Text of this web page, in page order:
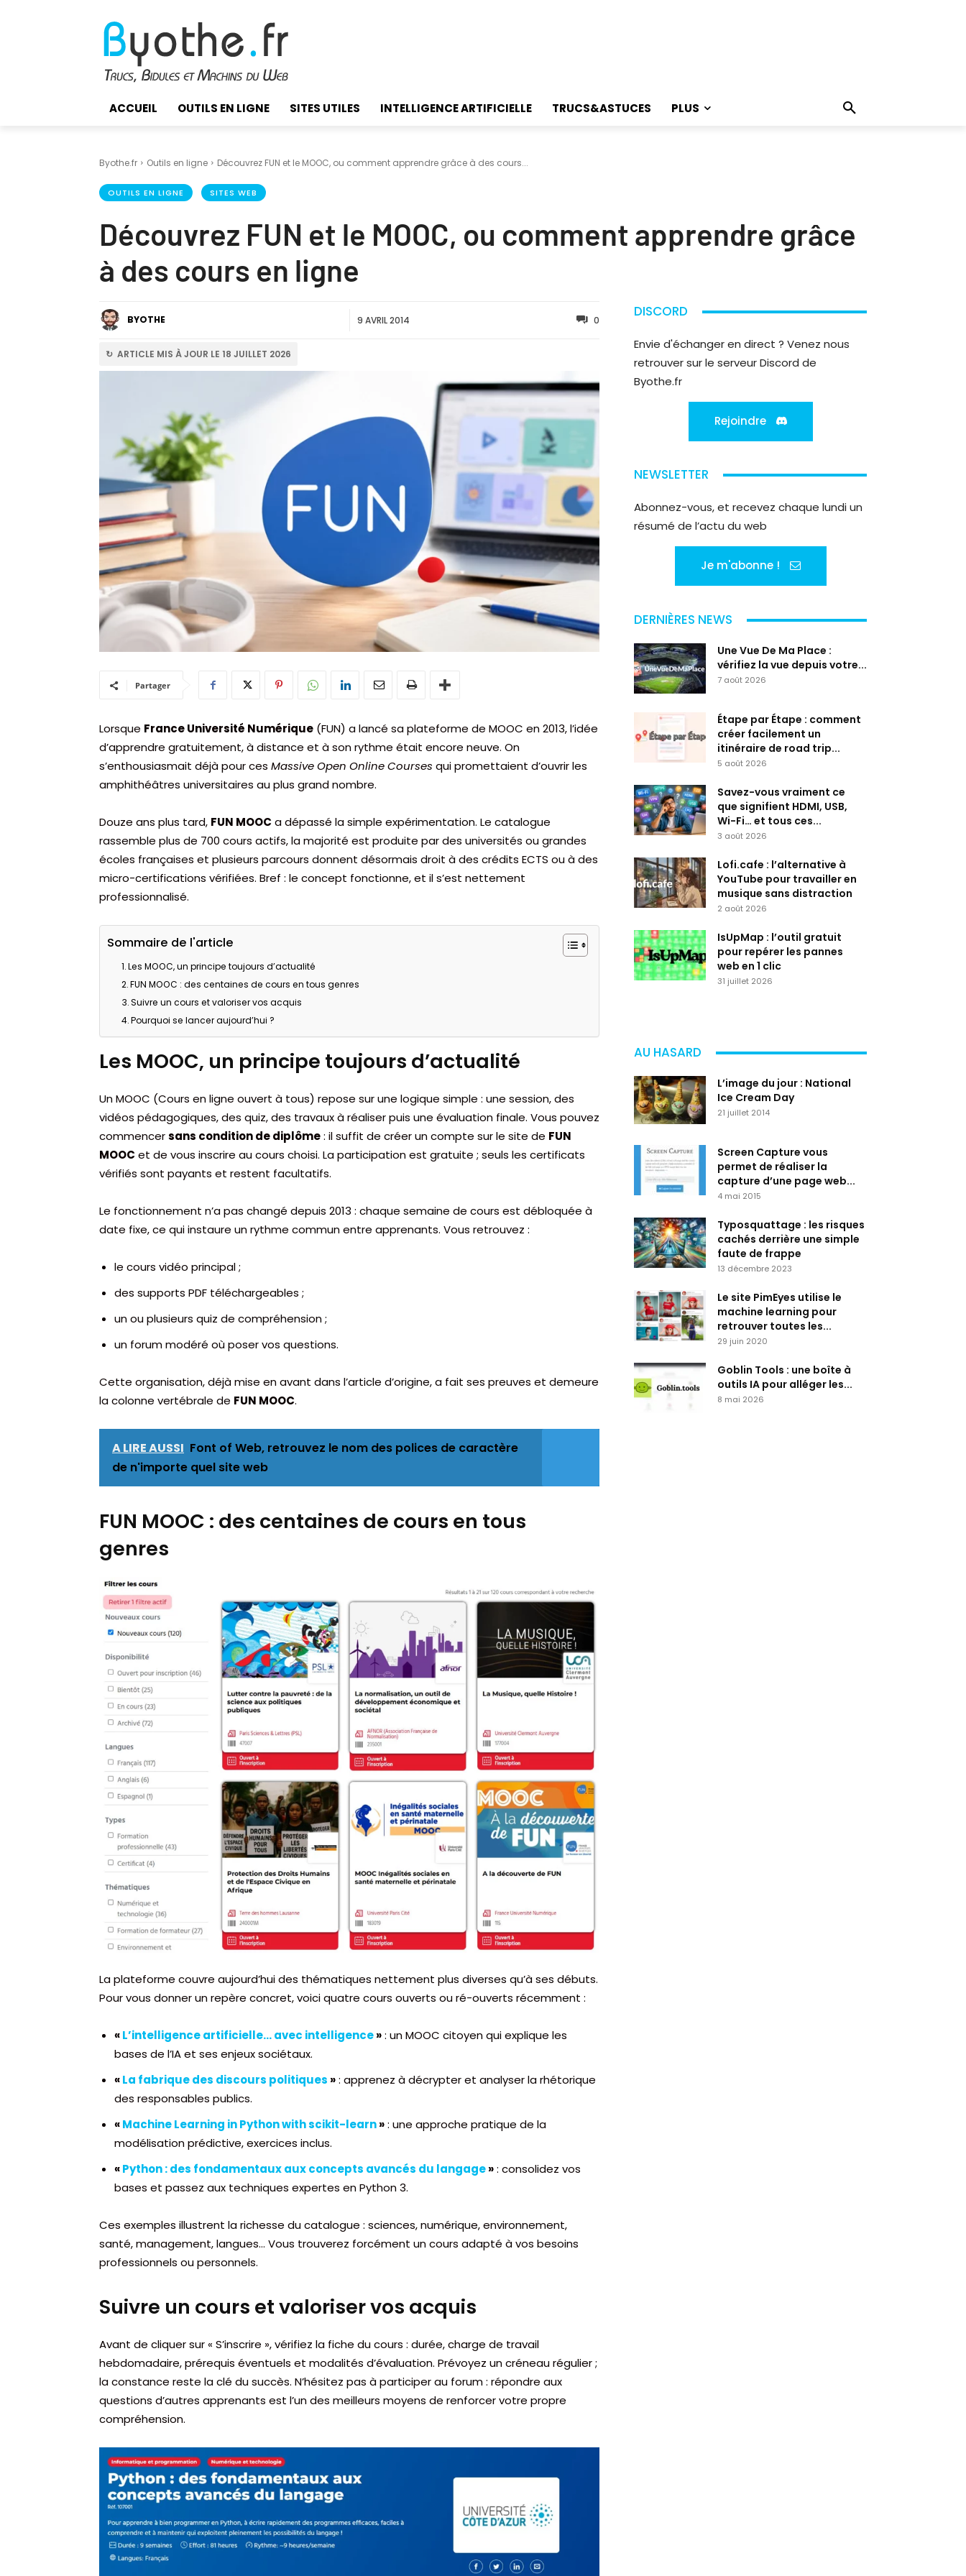
ACCUEIL OUTILS EN LIGNE SITES UTILES INTELLIGENCE ARTIFICIELLE TRUCS&ASTUCES PLUS
Byothe.fr Outils en ligne Découvrez FUN et le MOOC, ou comment apprendre grâce à des cours...
OUTILS EN LIGNE SITES WEB
Découvrez FUN et le MOOC, ou comment apprendre grâce
à des cours en ligne
BYOTHE 9 AVRIL 2014 0
↻ ARTICLE MIS À JOUR LE 18 JUILLET 2026
Partager
Lorsque France Université Numérique (FUN) a lancé sa plateforme de MOOC en 2013, l’idée
d’apprendre gratuitement, à distance et à son rythme était encore neuve. On
s’enthousiasmait déjà pour ces Massive Open Online Courses qui promettaient d’ouvrir les
amphithéâtres universitaires au plus grand nombre.
Douze ans plus tard, FUN MOOC a dépassé la simple expérimentation. Le catalogue
rassemble plus de 700 cours actifs, la majorité est produite par des universités ou grandes
écoles françaises et plusieurs parcours donnent désormais droit à des crédits ECTS ou à des
micro-certifications vérifiées. Bref : le concept fonctionne, et il s’est nettement
professionnalisé.
Sommaire de l'article
Les MOOC, un principe toujours d’actualité
FUN MOOC : des centaines de cours en tous genres
Suivre un cours et valoriser vos acquis
Pourquoi se lancer aujourd’hui ?
Les MOOC, un principe toujours d’actualité
Un MOOC (Cours en ligne ouvert à tous) repose sur une logique simple : une session, des
vidéos pédagogiques, des quiz, des travaux à réaliser puis une évaluation finale. Vous pouvez
commencersans condition de diplôme: il suffit de créer un compte sur le site de FUN
MOOC et de vous inscrire au cours choisi. La participation est gratuite ; seuls les certificats
vérifiés sont payants et restent facultatifs.
Le fonctionnement n’a pas changé depuis 2013 : chaque semaine de cours est débloquée à
date fixe, ce qui instaure un rythme commun entre apprenants. Vous retrouvez :
le cours vidéo principal ;
des supports PDF téléchargeables ;
un ou plusieurs quiz de compréhension ;
un forum modéré où poser vos questions.
Cette organisation, déjà mise en avant dans l’article d’origine, a fait ses preuves et demeure
la colonne vertébrale de FUN MOOC.
A LIRE AUSSI Font of Web, retrouvez le nom des polices de caractère
de n'importe quel site web
FUN MOOC : des centaines de cours en tous
genres
La plateforme couvre aujourd’hui des thématiques nettement plus diverses qu’à ses débuts.
Pour vous donner un repère concret, voici quatre cours ouverts ou ré-ouverts récemment :
«L’intelligence artificielle… avec intelligence»: un MOOC citoyen qui explique les
bases de l’IA et ses enjeux sociétaux.
«La fabrique des discours politiques »: apprenez à décrypter et analyser la rhétorique
des responsables publics.
«Machine Learning in Python with scikit-learn»: une approche pratique de la
modélisation prédictive, exercices inclus.
«Python : des fondamentaux aux concepts avancés du langage»: consolidez vos
bases et passez aux techniques expertes en Python 3.
Ces exemples illustrent la richesse du catalogue : sciences, numérique, environnement,
santé, management, langues… Vous trouverez forcément un cours adapté à vos besoins
professionnels ou personnels.
Suivre un cours et valoriser vos acquis
Avant de cliquer sur « S’inscrire », vérifiez la fiche du cours : durée, charge de travail
hebdomadaire, prérequis éventuels et modalités d’évaluation. Prévoyez un créneau régulier ;
la constance reste la clé du succès. N’hésitez pas à participer au forum : répondre aux
questions d’autres apprenants est l’un des meilleurs moyens de renforcer votre propre
compréhension.
DISCORD
Envie d'échanger en direct ? Venez nous
retrouver sur le serveur Discord de
Byothe.fr
Rejoindre
NEWSLETTER
Abonnez-vous, et recevez chaque lundi un
résumé de l’actu du web
Je m'abonne !
DERNIÈRES NEWS
Une Vue De Ma Place :
vérifiez la vue depuis votre...
7 août 2026
Étape par Étape : comment
créer facilement un
itinéraire de road trip...
5 août 2026
Savez-vous vraiment ce
que signifient HDMI, USB,
Wi-Fi… et tous ces...
3 août 2026
Lofi.cafe : l’alternative à
YouTube pour travailler en
musique sans distraction
2 août 2026
IsUpMap : l’outil gratuit
pour repérer les pannes
web en 1 clic
31 juillet 2026
AU HASARD
L’image du jour : National
Ice Cream Day
21 juillet 2014
Screen Capture vous
permet de réaliser la
capture d’une page web...
4 mai 2015
Typosquattage : les risques
cachés derrière une simple
faute de frappe
13 décembre 2023
Le site PimEyes utilise le
machine learning pour
retrouver toutes les...
29 juin 2020
Goblin Tools : une boîte à
outils IA pour alléger les...
8 mai 2026